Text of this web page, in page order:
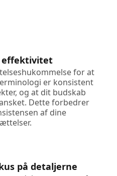
effektivitet
for at
er konsistent
og at dit budskab
Dette forbedrer
af dine
på detaljerne